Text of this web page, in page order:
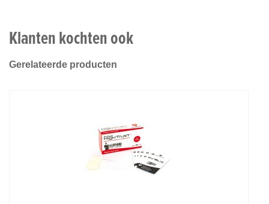
Klanten kochten ook
Gerelateerde producten